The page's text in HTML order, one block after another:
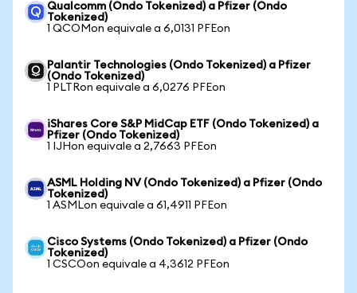
Qualcomm (Ondo Tokenized) a Pfizer (Ondo
Tokenized)
1 QCOMon equivale a 6,0131 PFEon
Palantir Technologies (Ondo Tokenized) a Pfizer
(Ondo Tokenized)
1 PLTRon equivale a 6,0276 PFEon
iShares Core S&P MidCap ETF (Ondo Tokenized) a
Pfizer (Ondo Tokenized)
1 IJHon equivale a 2,7663 PFEon
ASML Holding NV (Ondo Tokenized) a Pfizer (Ondo
Tokenized)
1 ASMLon equivale a 61,4911 PFEon
Cisco Systems (Ondo Tokenized) a Pfizer (Ondo
Tokenized)
1 CSCOon equivale a 4,3612 PFEon